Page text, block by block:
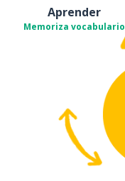
Aprender
Memoriza vocabulario